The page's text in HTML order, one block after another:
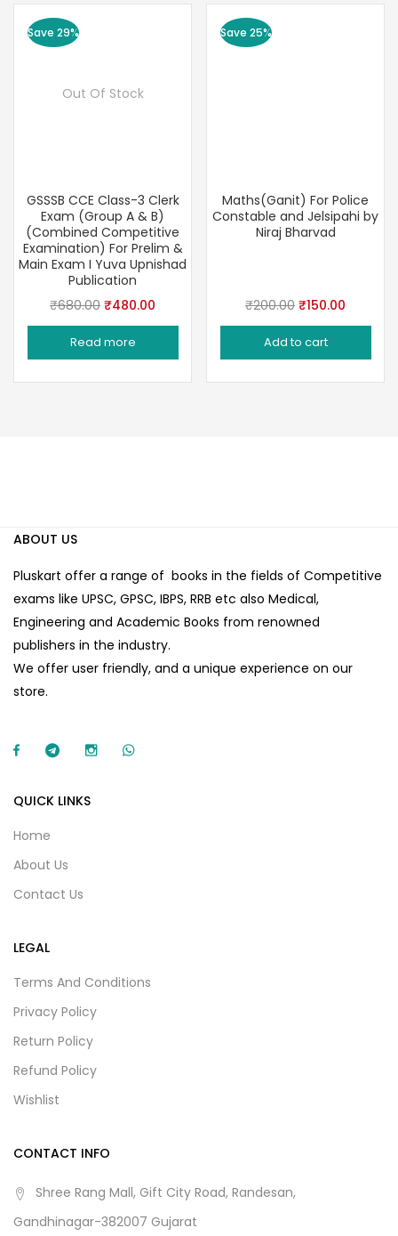
Save 29%
Out Of Stock
GSSSB CCE Class-3 Clerk
Exam (Group A & B)
(Combined Competitive
Examination) For Prelim &
Main Exam I Yuva Upnishad
Publication
₹680.00 Original
price
was:
₹480.00
price
Read more
Save 25%
Maths(Ganit) For Police
Constable and Jelsipahi by
Niraj Bharvad
₹200.00 Original
price
was:
₹150.00
price
Add to cart
ABOUT US
Pluskart offer a range of books in the fields of Competitive
exams like UPSC, GPSC, IBPS, RRB etc also Medical,
Engineering and Academic Books from renowned
publishers in the industry.
We offer user friendly, and a unique experience on our
store.
QUICK LINKS
Home
About Us
Contact Us
LEGAL
Terms And Conditions
Privacy Policy
Return Policy
Refund Policy
Wishlist
CONTACT INFO
Shree Rang Mall, Gift City Road, Randesan,
Gandhinagar-382007 Gujarat